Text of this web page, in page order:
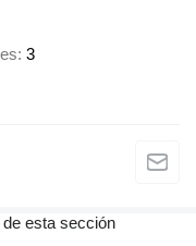
3
esta sección